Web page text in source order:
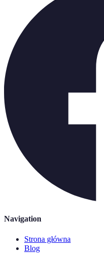
Navigation
Strona główna
Blog